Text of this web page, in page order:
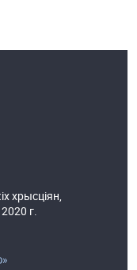
хрысціян,
г.